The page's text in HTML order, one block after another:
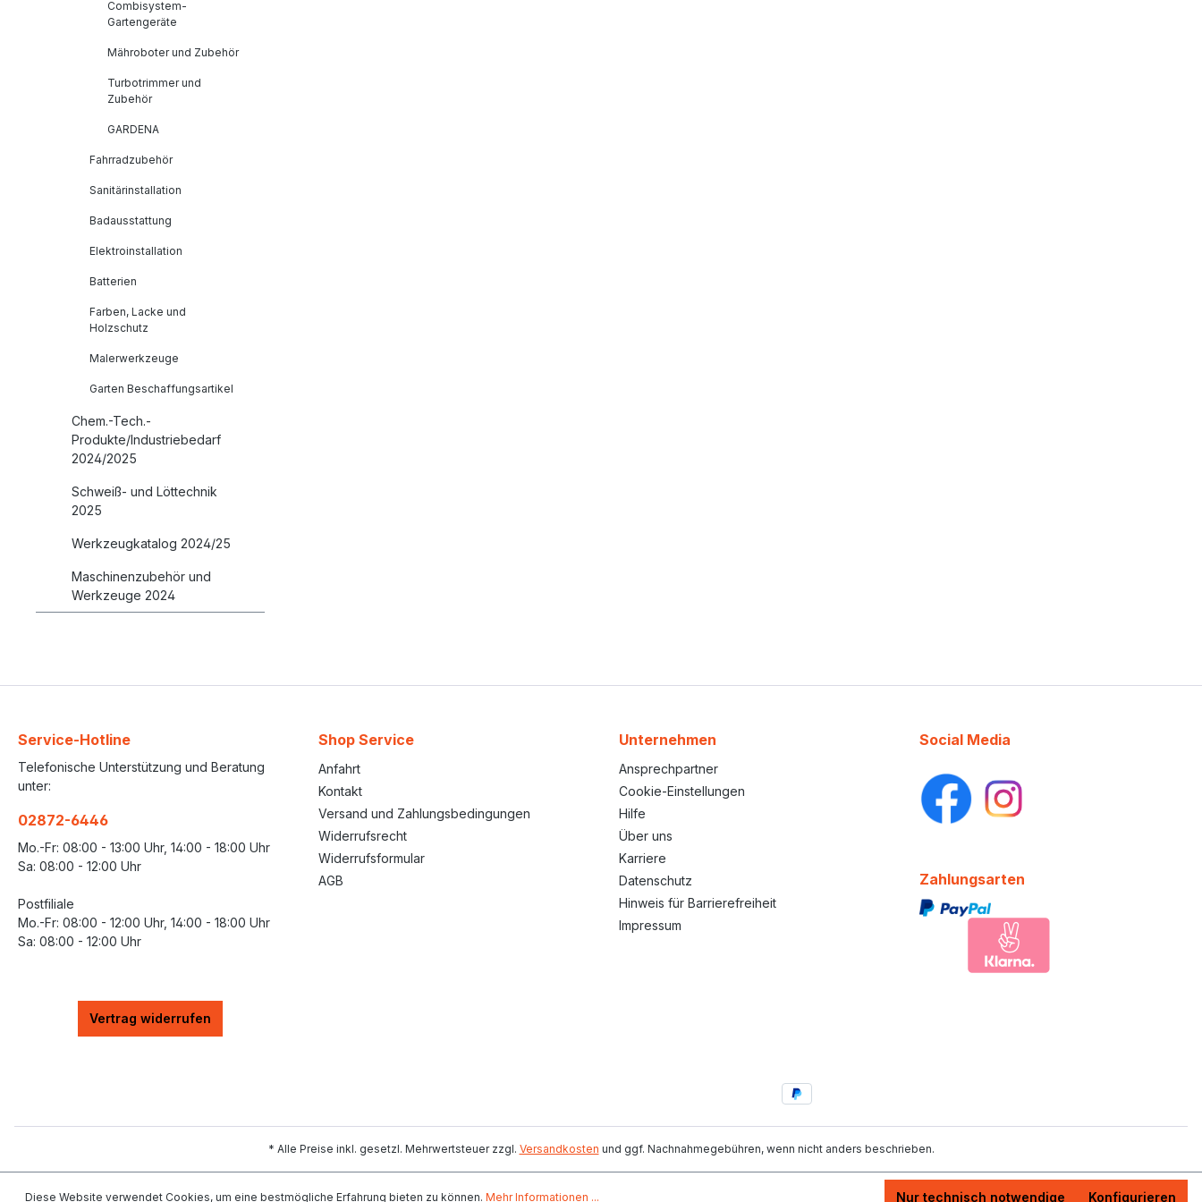
Combisystem-
Gartengeräte
Mähroboter und Zubehör
Turbotrimmer und
Zubehör
GARDENA
Fahrradzubehör
Sanitärinstallation
Badausstattung
Elektroinstallation
Batterien
Farben, Lacke und
Holzschutz
Malerwerkzeuge
Garten Beschaffungsartikel
Chem.-Tech.-
Produkte/Industriebedarf
2024/2025
Schweiß- und Löttechnik
2025
Werkzeugkatalog 2024/25
Maschinenzubehör und
Werkzeuge 2024
Service-Hotline
Telefonische Unterstützung und Beratung
unter:
02872-6446
Mo.-Fr: 08:00 - 13:00 Uhr, 14:00 - 18:00 Uhr
Sa: 08:00 - 12:00 Uhr
Postfiliale
Mo.-Fr: 08:00 - 12:00 Uhr, 14:00 - 18:00 Uhr
Sa: 08:00 - 12:00 Uhr
Vertrag widerrufen
Shop Service
Anfahrt
Kontakt
Versand und Zahlungsbedingungen
Widerrufsrecht
Widerrufsformular
AGB
Unternehmen
Ansprechpartner
Cookie-Einstellungen
Hilfe
Über uns
Karriere
Datenschutz
Hinweis für Barrierefreiheit
Impressum
Social Media
Zahlungsarten
* Alle Preise inkl. gesetzl. Mehrwertsteuer zzgl. Versandkosten und ggf. Nachnahmegebühren, wenn nicht anders beschrieben.
Diese Website verwendet Cookies, um eine bestmögliche Erfahrung bieten zu können. Mehr Informationen ... Nur technisch notwendige Konfigurieren